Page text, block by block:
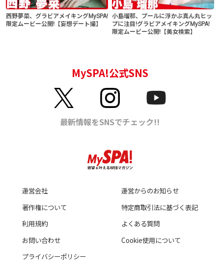
西野夢菜、グラビアメイキングMySPA!
限定ムービー公開!【妄想デート撮】
小島瑠那、プールに浮かぶ真ん丸ヒッ
プに注目!グラビアメイキングMySPA!
限定ムービー公開!【美女検索】
運営会社
運営からのお知らせ
著作権について
特定商取引法に基づく表記
利用規約
よくある質問
お問い合わせ
Cookie使用について
プライバシーポリシー